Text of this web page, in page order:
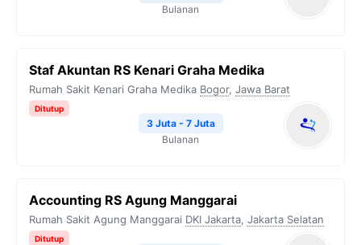
Bulanan
Staf Akuntan RS Kenari Graha Medika
Rumah Sakit Kenari Graha Medika Bogor, Jawa Barat
Ditutup
3 Juta - 7 Juta
Bulanan
Accounting RS Agung Manggarai
Rumah Sakit Agung Manggarai DKI Jakarta, Jakarta Selatan
Ditutup